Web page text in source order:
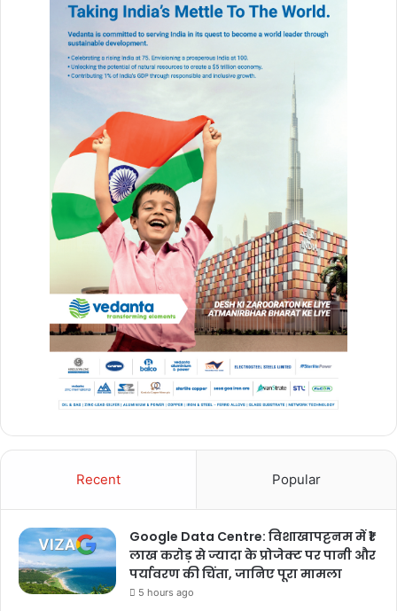
Recent Popular
Google Data Centre: विशाखापट्टनम में ₹1
लाख करोड़ से ज्यादा के प्रोजेक्ट पर पानी और
पर्यावरण की चिंता, जानिए पूरा मामला
5 hours ago